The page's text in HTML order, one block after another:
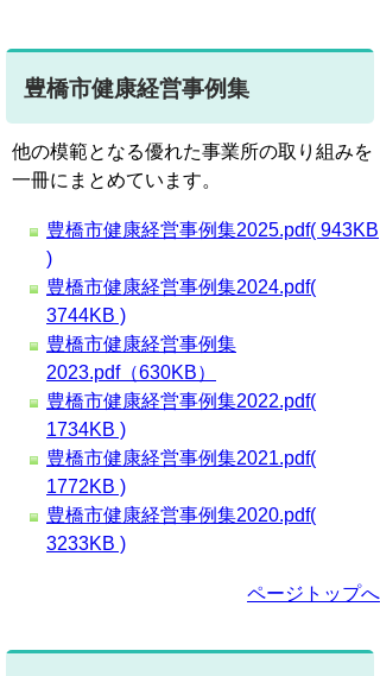
豊橋市健康経営事例集
他の模範となる優れた事業所の取り組みを
一冊にまとめています。
豊橋市健康経営事例集2025.pdf( 943KB
)
豊橋市健康経営事例集2024.pdf(
3744KB )
豊橋市健康経営事例集
2023.pdf（630KB）
豊橋市健康経営事例集2022.pdf(
1734KB )
豊橋市健康経営事例集2021.pdf(
1772KB )
豊橋市健康経営事例集2020.pdf(
3233KB )
ページトップへ